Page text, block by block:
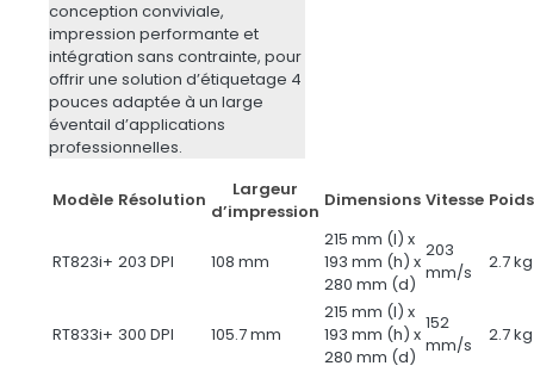
conception conviviale,
impression performante et
intégration sans contrainte, pour
offrir une solution d’étiquetage 4
pouces adaptée à un large
éventail d’applications
professionnelles.
Modèle Résolution
Largeur
d’impression
Dimensions Vitesse Poids
RT823i+ 203 DPI 108 mm
215 mm (l) x
193 mm (h) x
280 mm (d)
203
mm/s
2.7 kg
RT833i+ 300 DPI 105.7 mm
215 mm (l) x
193 mm (h) x
280 mm (d)
152
mm/s
2.7 kg